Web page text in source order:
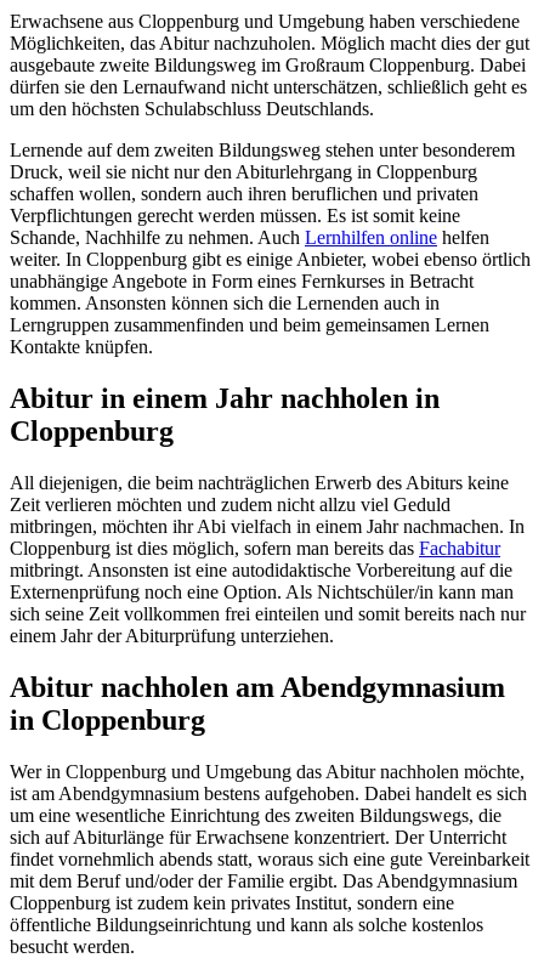
Erwachsene aus Cloppenburg und Umgebung haben verschiedene
Möglichkeiten, das Abitur nachzuholen. Möglich macht dies der gut
ausgebaute zweite Bildungsweg im Großraum Cloppenburg. Dabei
dürfen sie den Lernaufwand nicht unterschätzen, schließlich geht es
um den höchsten Schulabschluss Deutschlands.
Lernende auf dem zweiten Bildungsweg stehen unter besonderem
Druck, weil sie nicht nur den Abiturlehrgang in Cloppenburg
schaffen wollen, sondern auch ihren beruflichen und privaten
Verpflichtungen gerecht werden müssen. Es ist somit keine
Schande, Nachhilfe zu nehmen. Auch Lernhilfen online helfen
weiter. In Cloppenburg gibt es einige Anbieter, wobei ebenso örtlich
unabhängige Angebote in Form eines Fernkurses in Betracht
kommen. Ansonsten können sich die Lernenden auch in
Lerngruppen zusammenfinden und beim gemeinsamen Lernen
Kontakte knüpfen.
Abitur in einem Jahr nachholen in
Cloppenburg
All diejenigen, die beim nachträglichen Erwerb des Abiturs keine
Zeit verlieren möchten und zudem nicht allzu viel Geduld
mitbringen, möchten ihr Abi vielfach in einem Jahr nachmachen. In
Cloppenburg ist dies möglich, sofern man bereits das Fachabitur
mitbringt. Ansonsten ist eine autodidaktische Vorbereitung auf die
Externenprüfung noch eine Option. Als Nichtschüler/in kann man
sich seine Zeit vollkommen frei einteilen und somit bereits nach nur
einem Jahr der Abiturprüfung unterziehen.
Abitur nachholen am Abendgymnasium
in Cloppenburg
Wer in Cloppenburg und Umgebung das Abitur nachholen möchte,
ist am Abendgymnasium bestens aufgehoben. Dabei handelt es sich
um eine wesentliche Einrichtung des zweiten Bildungswegs, die
sich auf Abiturlänge für Erwachsene konzentriert. Der Unterricht
findet vornehmlich abends statt, woraus sich eine gute Vereinbarkeit
mit dem Beruf und/oder der Familie ergibt. Das Abendgymnasium
Cloppenburg ist zudem kein privates Institut, sondern eine
öffentliche Bildungseinrichtung und kann als solche kostenlos
besucht werden.